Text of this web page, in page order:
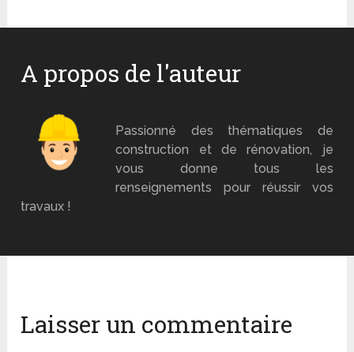
A propos de l'auteur
Passionné des thématiques de
construction et de rénovation, je
vous donne tous les
renseignements pour réussir vos
travaux !
Laisser un commentaire